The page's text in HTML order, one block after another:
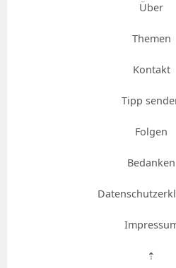
Über
Themen
Kontakt
Tipp
Folgen
Bedanken
⇡